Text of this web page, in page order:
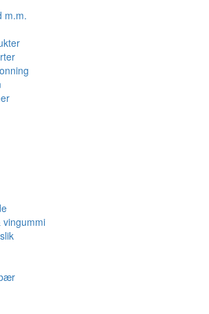
m.m.
vingummi